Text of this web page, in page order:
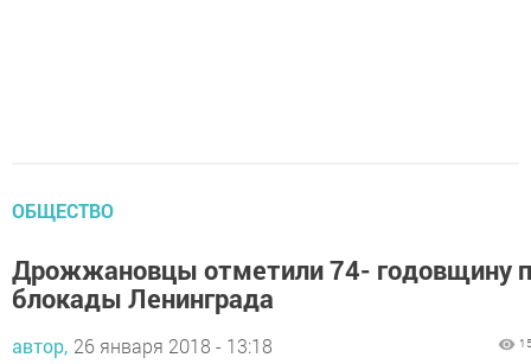
ОБЩЕСТВО
Дрожжановцы отметили 74- годовщину
блокады Ленинграда
автор, 26 января 2018 - 13:18